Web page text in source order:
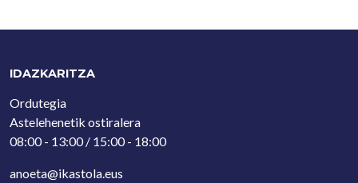
IDAZKARITZA
Ordutegia
Astelehenetik ostiralera
08:00 - 13:00 / 15:00 - 18:00
anoeta@ikastola.eus